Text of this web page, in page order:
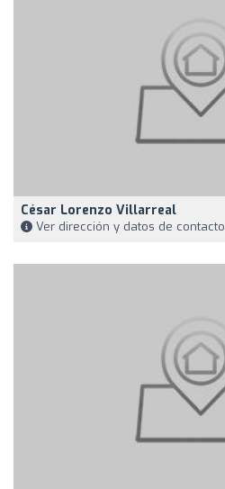
César Lorenzo Villarreal
Ver dirección y datos de contacto